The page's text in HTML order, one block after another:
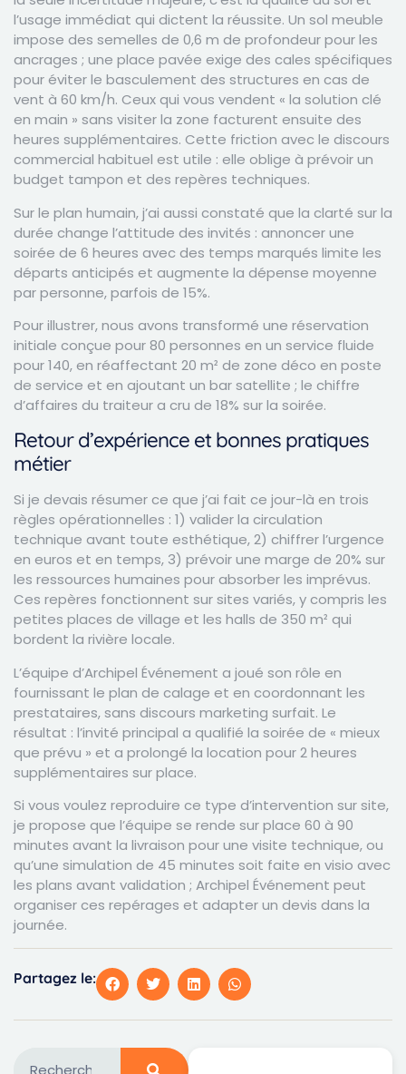
l’usage immédiat qui dictent la réussite. Un sol meuble
impose des semelles de 0,6 m de profondeur pour les
ancrages ; une place pavée exige des cales spécifiques
pour éviter le basculement des structures en cas de
vent à 60 km/h. Ceux qui vous vendent « la solution clé
en main » sans visiter la zone facturent ensuite des
heures supplémentaires. Cette friction avec le discours
commercial habituel est utile : elle oblige à prévoir un
budget tampon et des repères techniques.
Sur le plan humain, j’ai aussi constaté que la clarté sur la
durée change l’attitude des invités : annoncer une
soirée de 6 heures avec des temps marqués limite les
départs anticipés et augmente la dépense moyenne
par personne, parfois de 15%.
Pour illustrer, nous avons transformé une réservation
initiale conçue pour 80 personnes en un service fluide
pour 140, en réaffectant 20 m² de zone déco en poste
de service et en ajoutant un bar satellite ; le chiffre
d’affaires du traiteur a cru de 18% sur la soirée.
Retour d’expérience et bonnes pratiques
métier
Si je devais résumer ce que j’ai fait ce jour-là en trois
règles opérationnelles : 1) valider la circulation
technique avant toute esthétique, 2) chiffrer l’urgence
en euros et en temps, 3) prévoir une marge de 20% sur
les ressources humaines pour absorber les imprévus.
Ces repères fonctionnent sur sites variés, y compris les
petites places de village et les halls de 350 m² qui
bordent la rivière locale.
L’équipe d’Archipel Événement a joué son rôle en
fournissant le plan de calage et en coordonnant les
prestataires, sans discours marketing surfait. Le
résultat : l’invité principal a qualifié la soirée de « mieux
que prévu » et a prolongé la location pour 2 heures
supplémentaires sur place.
Si vous voulez reproduire ce type d’intervention sur site,
je propose que l’équipe se rende sur place 60 à 90
minutes avant la livraison pour une visite technique, ou
qu’une simulation de 45 minutes soit faite en visio avec
les plans avant validation ; Archipel Événement peut
organiser ces repérages et adapter un devis dans la
journée.
Partagez le: